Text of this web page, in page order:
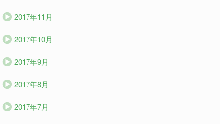
2017年11月
2017年10月
2017年9月
2017年8月
2017年7月